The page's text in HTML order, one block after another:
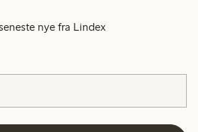
nye fra Lindex